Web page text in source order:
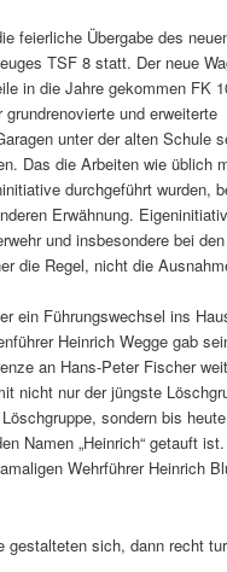
feierliche Übergabe des
TSF 8 statt. Der neue
in die Jahre gekommen FK
und erweiterte
unter der alten Schule
Das die Arbeiten wie üblich
durchgeführt wurden,
Erwähnung.
und insbesondere bei
die Regel, nicht die
ein Führungswechsel ins
Heinrich Wegge gab
an Hans-Peter Fischer
nicht nur der jüngste
sondern bis
Namen „Heinrich“ getauft
Wehrführer Heinrich
gestalteten sich, dann recht